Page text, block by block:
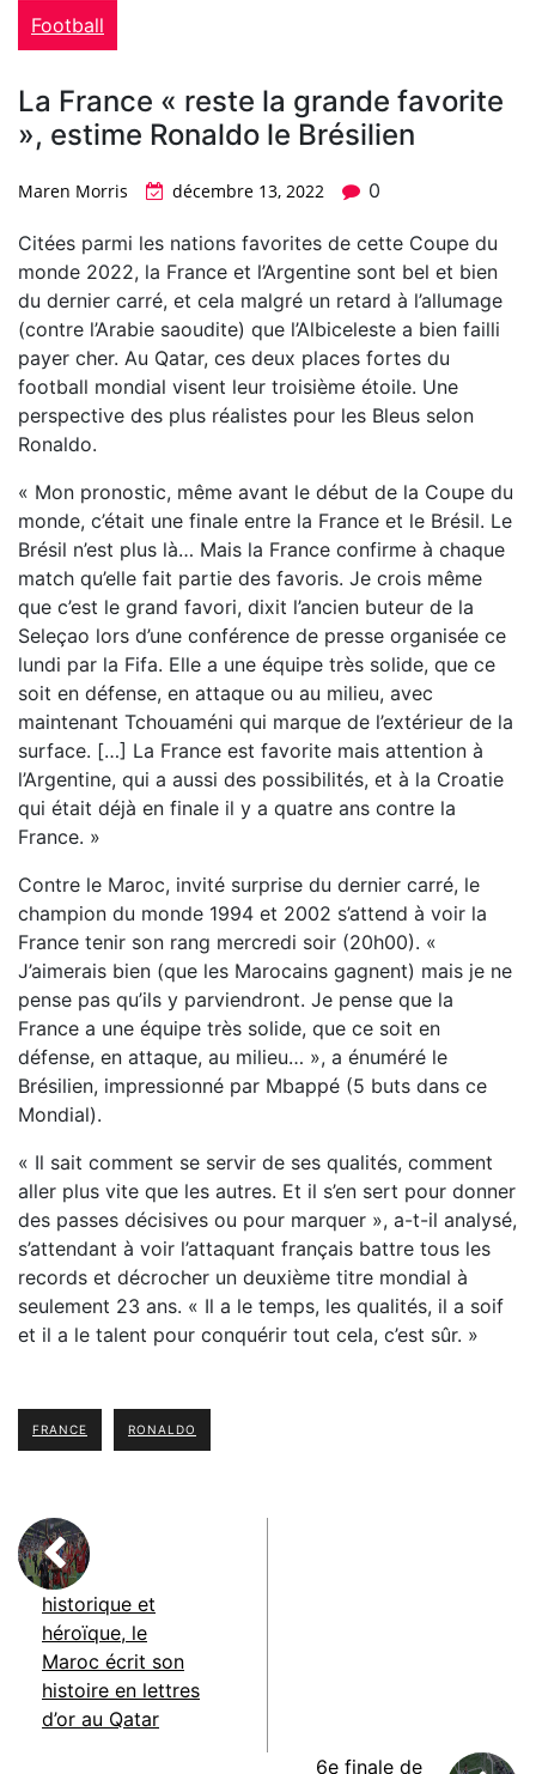
Football
La France « reste la grande favorite
», estime Ronaldo le Brésilien
Maren Morris décembre 13, 2022 0
Citées parmi les nations favorites de cette Coupe du
monde 2022, la France et l’Argentine sont bel et bien
du dernier carré, et cela malgré un retard à l’allumage
(contre l’Arabie saoudite) que l’Albiceleste a bien failli
payer cher. Au Qatar, ces deux places fortes du
football mondial visent leur troisième étoile. Une
perspective des plus réalistes pour les Bleus selon
Ronaldo.
« Mon pronostic, même avant le début de la Coupe du
monde, c’était une finale entre la France et le Brésil. Le
Brésil n’est plus là… Mais la France confirme à chaque
match qu’elle fait partie des favoris. Je crois même
que c’est le grand favori, dixit l’ancien buteur de la
Seleçao lors d’une conférence de presse organisée ce
lundi par la Fifa. Elle a une équipe très solide, que ce
soit en défense, en attaque ou au milieu, avec
maintenant Tchouaméni qui marque de l’extérieur de la
surface. […] La France est favorite mais attention à
l’Argentine, qui a aussi des possibilités, et à la Croatie
qui était déjà en finale il y a quatre ans contre la
France. »
Contre le Maroc, invité surprise du dernier carré, le
champion du monde 1994 et 2002 s’attend à voir la
France tenir son rang mercredi soir (20h00). «
J’aimerais bien (que les Marocains gagnent) mais je ne
pense pas qu’ils y parviendront. Je pense que la
France a une équipe très solide, que ce soit en
défense, en attaque, au milieu… », a énuméré le
Brésilien, impressionné par Mbappé (5 buts dans ce
Mondial).
« Il sait comment se servir de ses qualités, comment
aller plus vite que les autres. Et il s’en sert pour donner
des passes décisives ou pour marquer », a-t-il analysé,
s’attendant à voir l’attaquant français battre tous les
records et décrocher un deuxième titre mondial à
seulement 23 ans. « Il a le temps, les qualités, il a soif
et il a le talent pour conquérir tout cela, c’est sûr. »
FRANCE RONALDO
historique et
héroïque, le
Maroc écrit son
histoire en lettres
d’or au Qatar
6e finale de